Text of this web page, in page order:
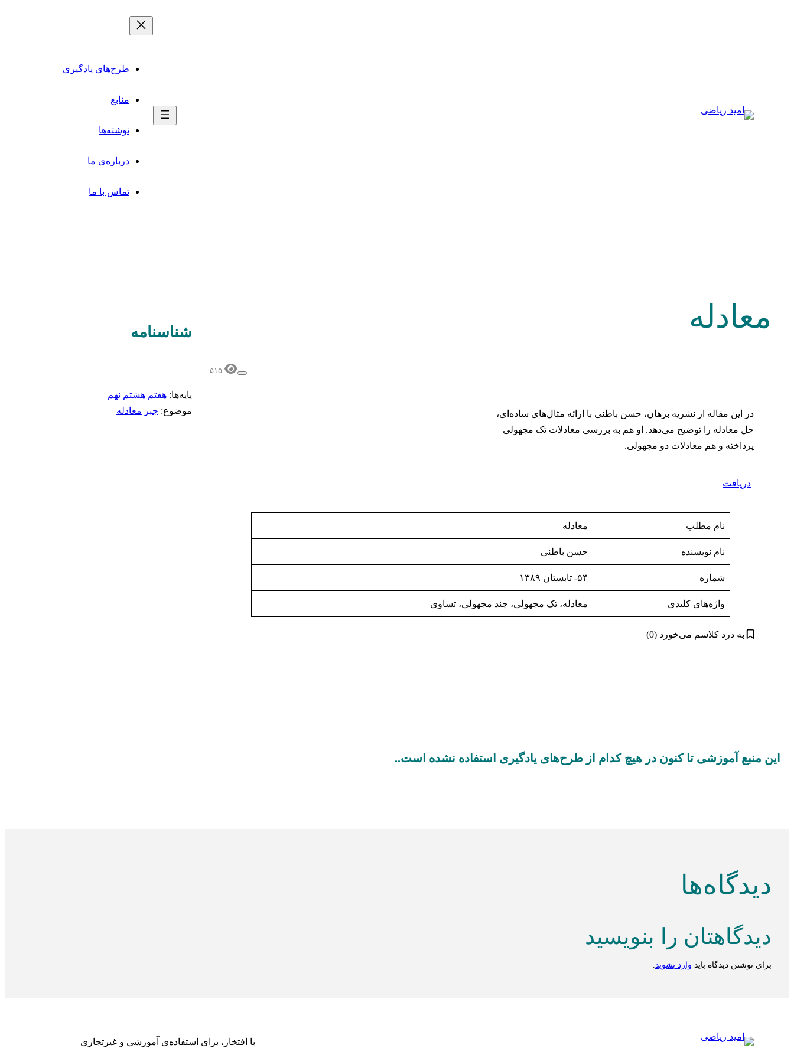
طرح‌های یادگیری
منابع
نوشته‌ها
درباره‌ی ما
تماس با ما
معادله
۵۱۵
در این مقاله از نشریه برهان، حسن باطنی با ارائه مثال‌های ساده‌ای،
حل معادله را توضیح می‌دهد. او هم به بررسی معادلات تک مجهولی
پرداخته و هم معادلات دو مجهولی.
دریافت
نام مطلب معادله
نام نویسنده حسن باطنی
شماره ۵۴- تابستان ۱۳۸۹
واژه‌های کلیدی معادله، تک مجهولی، چند مجهولی، تساوی
به درد کلاسم می‌خورد (0)
شناسنامه‌
پایه‌ها: هفتم هشتم نهم
موضوع: جبر معادله
این منبع آموزشی تا کنون در هیچ کدام از طرح‌های یادگیری استفاده نشده است..
دیدگاه‌ها
دیدگاهتان را بنویسید
برای نوشتن دیدگاه باید وارد بشوید
با افتخار، برای استفاده‌ی آموزشی و غیرتجاری